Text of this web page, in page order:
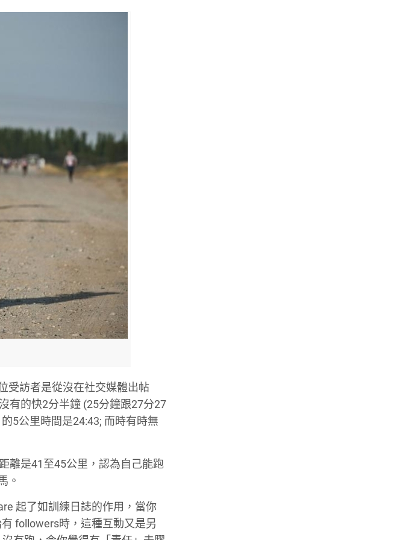
受訪者是從沒在社交媒體出帖
有的快2分半鐘 (25分鐘跟27分27
5公里時間是24:43; 而時有時無
離是41至45公里，認為自己能跑
。
起了如訓練日誌的作用，當你
followers時，這種互動又是另